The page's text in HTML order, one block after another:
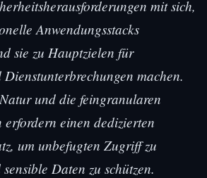
mit sich,
Anwendungsstacks
sie zu Hauptzielen für
machen.
und die feingranularen
erfordern einen dedizierten
um unbefugten Zugriff zu
Daten zu schützen.